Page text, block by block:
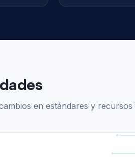
en estándares y recursos